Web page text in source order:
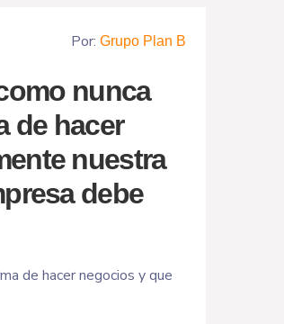
Por: Grupo Plan B
nunca
de hacer
nuestra
debe
de hacer negocios y que